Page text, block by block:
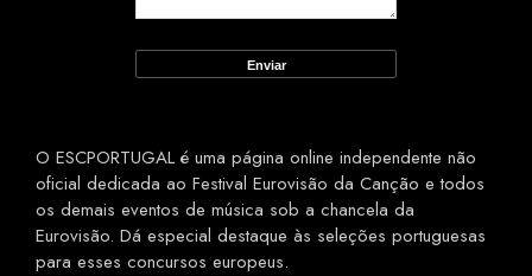
O ESCPORTUGAL é uma página online independente não
oficial dedicada ao Festival Eurovisão da Canção e todos
os demais eventos de música sob a chancela da
Eurovisão. Dá especial destaque às seleções portuguesas
para esses concursos europeus.